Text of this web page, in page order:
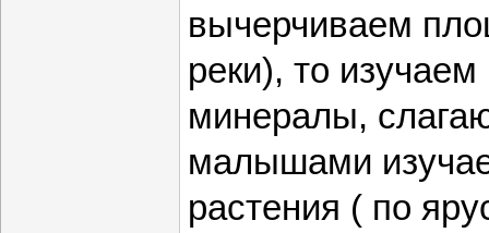
вычерчиваем
реки), то
минералы,
малышами
растения ( по